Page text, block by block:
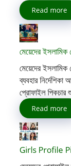
Read more
মেয়েদের
মেয়েদের
ব্যবহার
প্রোফাইল পিকচার
Read more
Girls Profile Pic